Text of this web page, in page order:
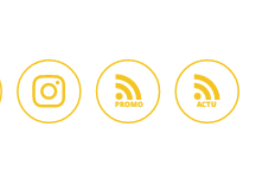
PROMO ACTU